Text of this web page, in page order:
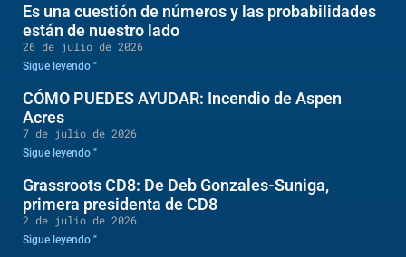
Es una cuestión de números y las probabilidades
están de nuestro lado
26 de julio de 2026
Sigue leyendo "
CÓMO PUEDES AYUDAR: Incendio de Aspen
Acres
7 de julio de 2026
Sigue leyendo "
Grassroots CD8: De Deb Gonzales-Suniga,
primera presidenta de CD8
2 de julio de 2026
Sigue leyendo "